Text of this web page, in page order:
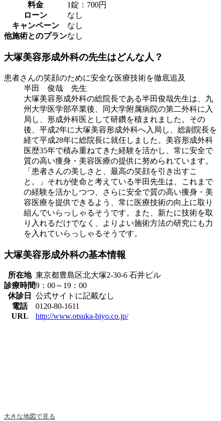
料金
1錠：700円
ローン
なし
キャンペーン
なし
他施術とのプランなし
大塚美容形成外科の先生はどんな人？
患者さんの笑顔のために安全な医療技術を徹底追及
半田 俊哉 先生
大塚美容形成外科の総院長である半田俊哉先生は、九
州大学医学部卒業後、同大学附属病院の第二外科に入
局し、形成外科医として研鑽を積まれました。その
後、平成2年に大塚美容形成外科へ入局し、総副院長を
経て平成28年に総院長に就任しました。美容形成外科
医歴35年で積み重ねてきた経験を活かし、常に安全で
質の高い痩身・美容医療の提供に努められています。
「患者さんの美しさと、最高の笑顔を引き出すこ
と。」それが使命と考えている半田先生は、これまで
の経験を活かしつつ、さらに安全で質の高い痩身・美
容医療を提供できるよう、常に医療技術の向上に取り
組んでいらっしゃるそうです。また、新たに技術を取
り入れるだけでなく、よりよい施術方法の研究にも力
を入れていらっしゃるそうです。
大塚美容形成外科の基本情報
所在地 東京都豊島区北大塚2-30-6 石井ビル
診療時間9：00～19：00
休診日
公式サイトに記載なし
電話
0120-80-1611
URL
http://www.otsuka-biyo.co.jp/
大きな地図で見る